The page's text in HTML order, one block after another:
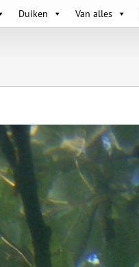
Duiken Van alles